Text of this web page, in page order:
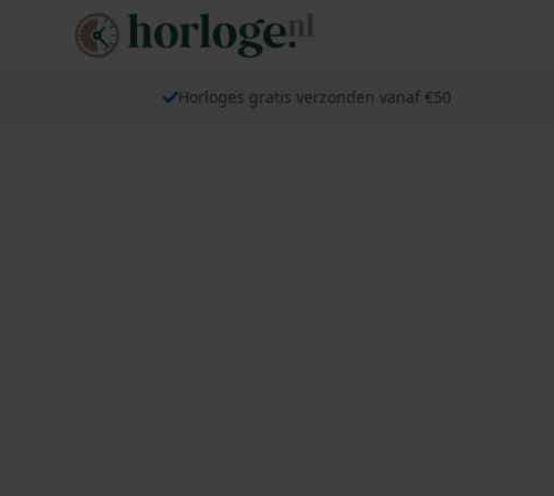
Horloges gratis verzonden vanaf €50